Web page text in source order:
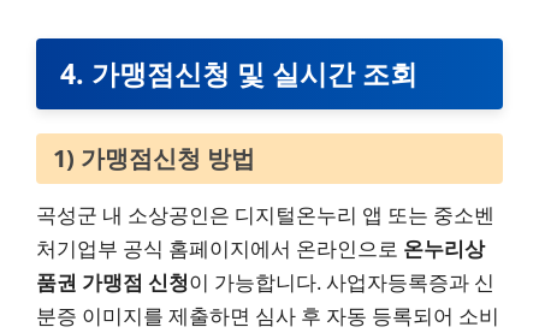
4. 가맹점신청 및 실시간 조회
1) 가맹점신청 방법
곡성군 내 소상공인은 디지털온누리 앱 또는 중소벤
처기업부 공식 홈페이지에서 온라인으로 온누리상
품권 가맹점 신청이 가능합니다. 사업자등록증과 신
분증 이미지를 제출하면 심사 후 자동 등록되어 소비